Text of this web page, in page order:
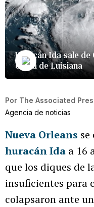
Huracán Ida sale de
costa de Luisiana
Por The Associated
Agencia de noticias
Nueva Orleans
huracán Ida a 16
que los diques de
insuficientes para
colapsaron ante